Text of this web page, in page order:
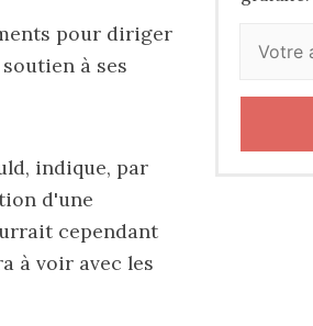
pour diriger
à ses
indique, par
d'une
cependant
à voir avec les